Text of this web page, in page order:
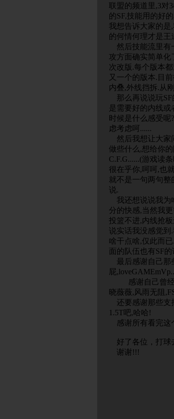
联盟的频道里,3对
的SF,技能用的好
我想告诉大家的是
的何情何理才是王
然后技能流里有
攻方面确实简单化
次改版.每个版本
又一个的版本.目
内叠,外线挡拆.从
那么再说说玩SF
是需要好的内线
时候是什么感受呢
虑考虑呵......
然后我想让大家
做些什么,想给你
C.F.G......(游戏读
很在乎你,呵呵,也
就不是一句两句整
说.
我还想说说我为
分的快感,当然我
投篮不进,内线抢
说实话我没感觉到
啥干点啥,仅此而
面的队伍也有SF
最后感谢自己那
屁
感谢自己曾经和
晓薇薇,风雨无阻
还要感谢那些支
1.5T吧,哈哈!
感谢所有看完这
好了各位，打球
谢谢!!!
二 区